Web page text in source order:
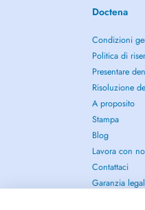
Doctena
Condizioni
Politica di
Presentare
Risoluzione
A proposito
Stampa
Blog
Lavora con
Contattaci
Garanzia